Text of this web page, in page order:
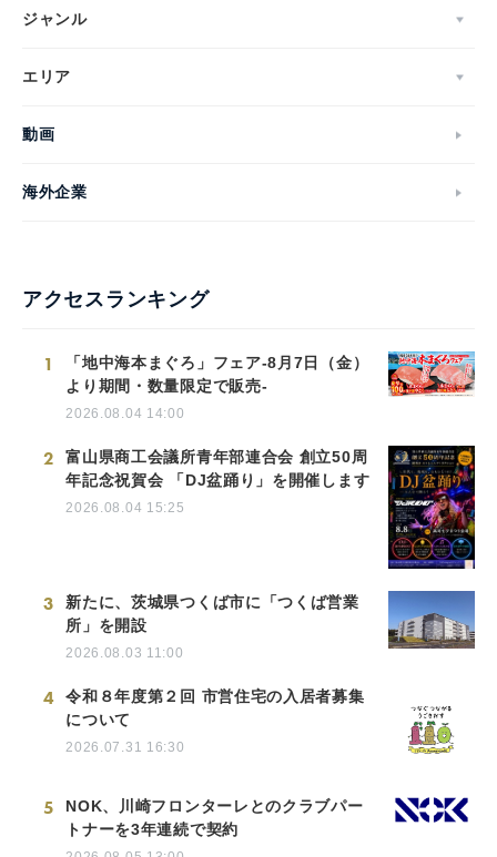
ジャンル
エリア
動画
海外企業
アクセスランキング
1
「地中海本まぐろ」フェア-8月7日（金）
より期間・数量限定で販売-
2026.08.04 14:00
2
富山県商工会議所青年部連合会 創立50周
年記念祝賀会 「DJ盆踊り」を開催します
2026.08.04 15:25
3
新たに、茨城県つくば市に「つくば営業
所」を開設
2026.08.03 11:00
4
令和８年度第２回 市営住宅の入居者募集
について
2026.07.31 16:30
5
NOK、川崎フロンターレとのクラブパー
トナーを3年連続で契約